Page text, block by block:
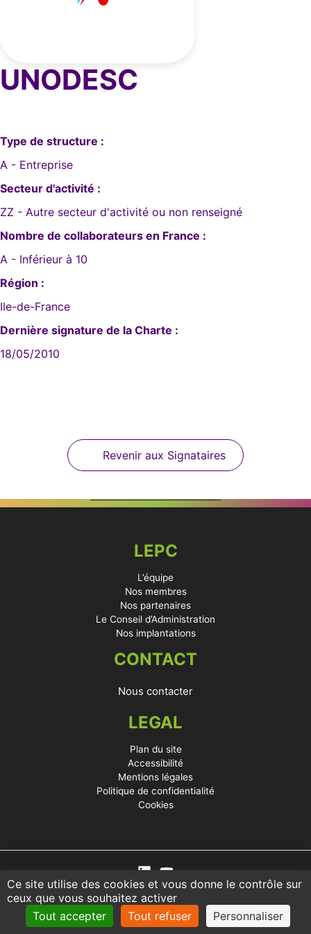
Ce site utilise des cookies et vous donne le contrôle sur
ceux que vous souhaitez activer
Tout accepter
Tout refuser Personnaliser
UNODESC
Type de structure :
A - Entreprise
Secteur d'activité :
ZZ - Autre secteur d'activité ou non renseigné
Nombre de collaborateurs en France :
A - Inférieur à 10
Région :
Ile-de-France
Dernière signature de la Charte :
18/05/2010
Revenir aux Signataires
LEPC
L’équipe
Nos membres
Nos partenaires
Le Conseil d’Administration
Nos implantations
CONTACT
Nous contacter
LEGAL
Plan du site
Accessibilité
Mentions légales
Politique de confidentialité
Cookies